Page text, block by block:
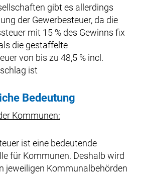
gibt es allerdings
der Gewerbesteuer, da die
mit 15 % des Gewinns fix
die gestaffelte
von bis zu 48,5 % incl.
ist
Bedeutung
Kommunen:
ist eine bedeutende
für Kommunen. Deshalb wird
jeweiligen Kommunalbehörden